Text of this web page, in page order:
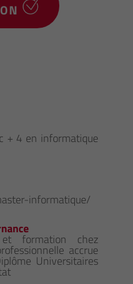
+ 4 en informatique
informatique/
formation chez
accrue
Universitaires